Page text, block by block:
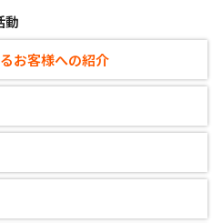
動
お客様への紹介